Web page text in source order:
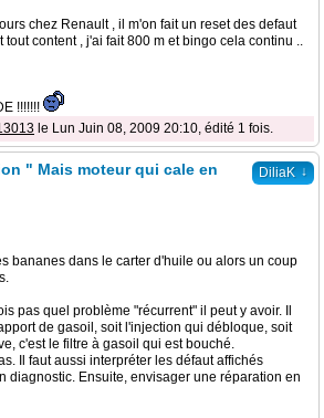
chez Renault , il m'on fait un reset des defaut
tout content , j'ai fait 800 m et bingo cela continu ..
!!!!!!!
le Lun Juin 08, 2009 20:10, édité 1 fois.
DiliaK ↓
" Mais moteur qui cale en
bananes dans le carter d'huile ou alors un coup
pas quel problème "récurrent" il peut y avoir. Il
de gasoil, soit l'injection qui débloque, soit
c'est le filtre à gasoil qui est bouché.
Il faut aussi interpréter les défaut affichés
diagnostic. Ensuite, envisager une réparation en